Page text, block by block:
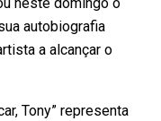
autobiografia
a alcançar o
Tony” representa